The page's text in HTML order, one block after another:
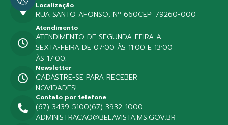
Localização
RUA SANTO AFONSO, Nº 660CEP: 79260-000
Contato por telefone
(67) 3439-5100(67) 3932-1000
ADMINISTRACAO@BELAVISTA.MS.GOV.BR
Atendimento
ATENDIMENTO DE SEGUNDA-FEIRA A
SEXTA-FEIRA DE 07:00 ÀS 11:00 E 13:00
ÀS 17:00.
Newsletter
CADASTRE-SE PARA RECEBER
NOVIDADES!